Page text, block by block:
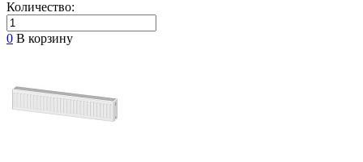
Количество:
0 В корзину